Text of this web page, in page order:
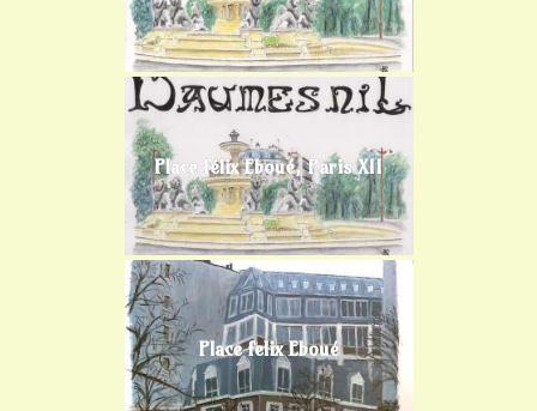
Place félix Eboué, Paris XII
Place felix Eboué